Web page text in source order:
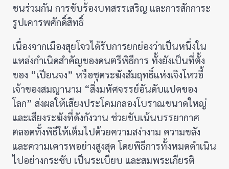
ชนร่วมกัน การขับร้องบทสรรเสริญ และการสักการะ
รูปเคารพศักดิ์สิทธิ์
เนื่องจากเมืองสุยโจวได้รับการยกย่องว่าเป็นหนึ่งใน
แหล่งกำเนิดสำคัญของดนตรีพิธีการ ทั้งยังเป็นที่ตั้ง
ของ “เปียนจง” หรือชุดระฆังสัมฤทธิ์แห่งเจิงโหวอี้
เจ้าของสมญานาม “สิ่งมหัศจรรย์อันดับแปดของ
โลก” ส่งผลให้เสียงประโคมกลองโบราณขนาดใหญ่
และเสียงระฆังที่ดังกังวาน ช่วยขับเน้นบรรยากาศ
ตลอดทั้งพิธีให้เต็มไปด้วยความสง่างาม ความขลัง
และความเคารพอย่างสูงสุด โดยพิธีการทั้งหมดดำเนิน
ไปอย่างกระชับ เป็นระเบียบ และสมพระเกียรติ